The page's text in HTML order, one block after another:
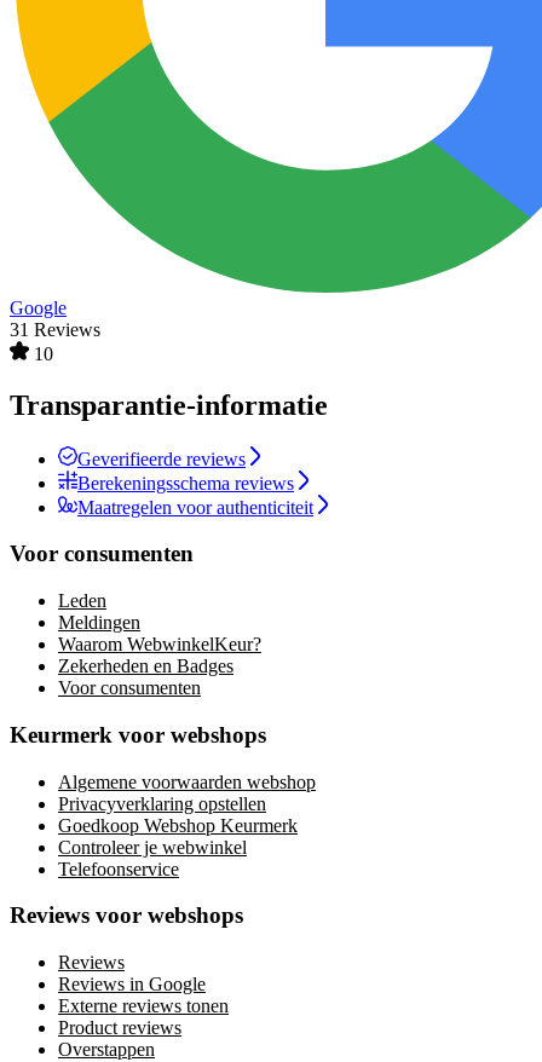
Google
31 Reviews
10
Transparantie-informatie
Geverifieerde reviews
Berekeningsschema reviews
Maatregelen voor authenticiteit
Voor consumenten
Leden
Meldingen
Waarom WebwinkelKeur?
Zekerheden en Badges
Voor consumenten
Keurmerk voor webshops
Algemene voorwaarden webshop
Privacyverklaring opstellen
Goedkoop Webshop Keurmerk
Controleer je webwinkel
Telefoonservice
Reviews voor webshops
Reviews
Reviews in Google
Externe reviews tonen
Product reviews
Overstappen